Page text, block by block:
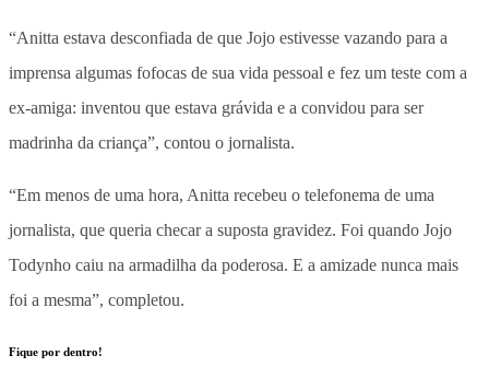
“Anitta estava desconfiada de que Jojo estivesse vazando para a
imprensa algumas fofocas de sua vida pessoal e fez um teste com a
ex-amiga: inventou que estava grávida e a convidou para ser
madrinha da criança”, contou o jornalista.
“Em menos de uma hora, Anitta recebeu o telefonema de uma
jornalista, que queria checar a suposta gravidez. Foi quando Jojo
Todynho caiu na armadilha da poderosa. E a amizade nunca mais
foi a mesma”, completou.
Fique por dentro!